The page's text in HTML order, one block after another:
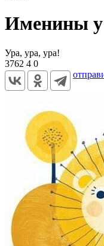
Именины
Ура, ура, ура!
3762 4 0